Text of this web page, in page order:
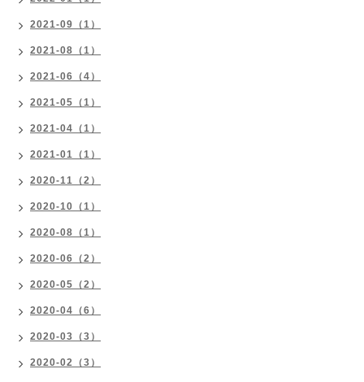
2021-09（1）
2021-08（1）
2021-06（4）
2021-05（1）
2021-04（1）
2021-01（1）
2020-11（2）
2020-10（1）
2020-08（1）
2020-06（2）
2020-05（2）
2020-04（6）
2020-03（3）
2020-02（3）